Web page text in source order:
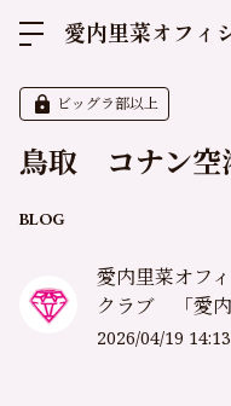
愛内里菜オフィ
ビッグラ部以上
鳥取 コナン空
BLOG
愛内里菜オフ
クラブ 「愛内
2026/04/19 14:13